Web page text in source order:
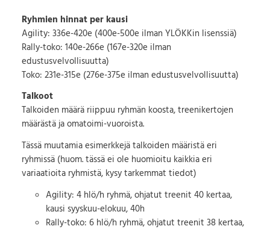
Ryhmien hinnat per kausi
Agility: 336e-420e (400e-500e ilman YLÖKKin lisenssiä)
Rally-toko: 140e-266e (167e-320e ilman
edustusvelvollisuutta)
Toko: 231e-315e (276e-375e ilman edustusvelvollisuutta)
Talkoot
Talkoiden määrä riippuu ryhmän koosta, treenikertojen
määrästä ja omatoimi-vuoroista.
Tässä muutamia esimerkkejä talkoiden määristä eri
ryhmissä (huom. tässä ei ole huomioitu kaikkia eri
variaatioita ryhmistä, kysy tarkemmat tiedot)
Agility: 4 hlö/h ryhmä, ohjatut treenit 40 kertaa,
kausi syyskuu-elokuu, 40h
Rally-toko: 6 hlö/h ryhmä, ohjatut treenit 38 kertaa,